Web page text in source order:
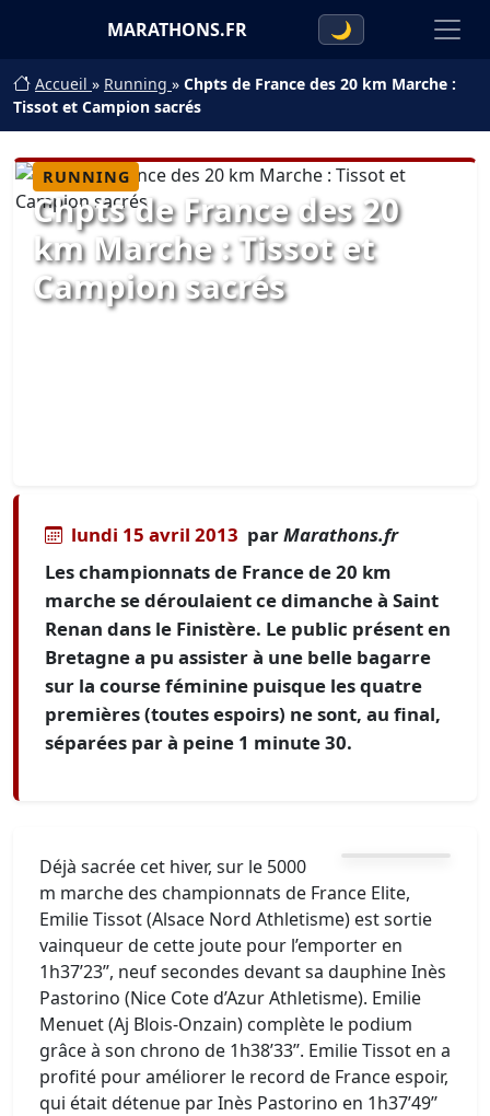
MARATHONS.FR 🌙
Accueil » Running » Chpts de France des 20 km Marche :
Tissot et Campion sacrés
RUNNING
Chpts de France des 20
km Marche : Tissot et
Campion sacrés
lundi 15 avril 2013 parMarathons.fr
Les championnats de France de 20 km
marche se déroulaient ce dimanche à Saint
Renan dans le Finistère. Le public présent en
Bretagne a pu assister à une belle bagarre
sur la course féminine puisque les quatre
premières (toutes espoirs) ne sont, au final,
séparées par à peine 1 minute 30.
Déjà sacrée cet hiver, sur le 5000
m marche des championnats de France Elite,
Emilie Tissot (Alsace Nord Athletisme) est sortie
vainqueur de cette joute pour l’emporter en
1h37’23’’, neuf secondes devant sa dauphine Inès
Pastorino (Nice Cote d’Azur Athletisme). Emilie
Menuet (Aj Blois-Onzain) complète le podium
grâce à son chrono de 1h38’33’’. Emilie Tissot en a
profité pour améliorer le record de France espoir,
qui était détenue par Inès Pastorino en 1h37’49’’